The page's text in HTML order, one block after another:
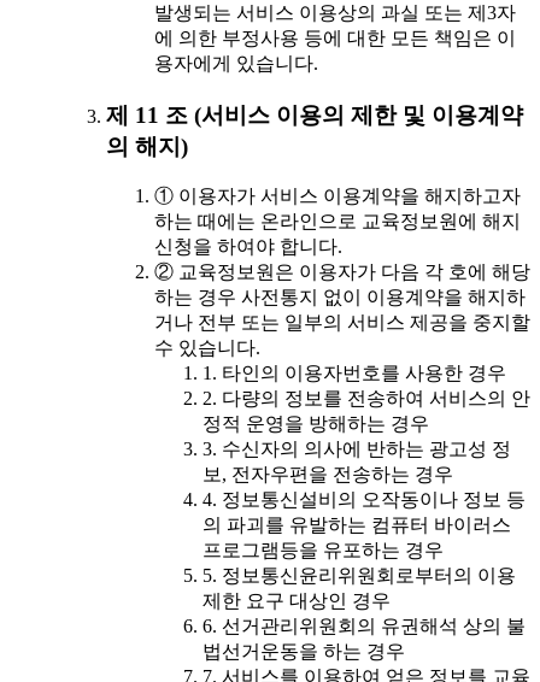
발생되는 서비스 이용상의 과실 또는 제3자
에 의한 부정사용 등에 대한 모든 책임은 이
용자에게 있습니다.
제 11 조 (서비스 이용의 제한 및 이용계약
의 해지)
① 이용자가 서비스 이용계약을 해지하고자
하는 때에는 온라인으로 교육정보원에 해지
신청을 하여야 합니다.
② 교육정보원은 이용자가 다음 각 호에 해당
하는 경우 사전통지 없이 이용계약을 해지하
거나 전부 또는 일부의 서비스 제공을 중지할
수 있습니다.
1. 타인의 이용자번호를 사용한 경우
2. 다량의 정보를 전송하여 서비스의 안
정적 운영을 방해하는 경우
3. 수신자의 의사에 반하는 광고성 정
보, 전자우편을 전송하는 경우
4. 정보통신설비의 오작동이나 정보 등
의 파괴를 유발하는 컴퓨터 바이러스
프로그램등을 유포하는 경우
5. 정보통신윤리위원회로부터의 이용
제한 요구 대상인 경우
6. 선거관리위원회의 유권해석 상의 불
법선거운동을 하는 경우
7. 서비스를 이용하여 얻은 정보를 교육